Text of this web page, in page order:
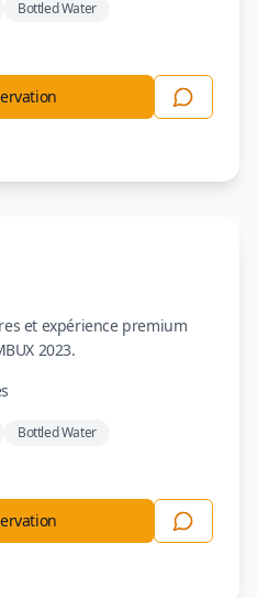
Bottled Water
et expérience premium
2023.
Bottled Water